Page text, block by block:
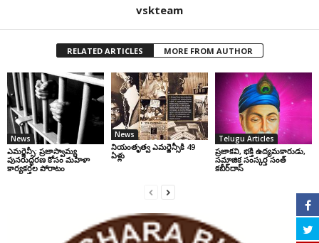
vskteam
RELATED ARTICLES MORE FROM AUTHOR
News
ఎమర్జెన్సీ: ప్రజాస్వామ్య
పునరుద్ధరణ కోసం మహిళా
కార్యకర్తల పోరాటం
News
నియంతృత్వ ఎమర్జెన్సీకి 49
ఏళ్లు
Telugu Articles
ప్రజాకవి, భక్తి ఉద్యమకారుడు,
సమాజిక సంస్కర్త సంత్‌
కబీర్‌దాస్‌